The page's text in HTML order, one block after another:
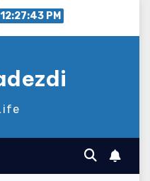
12:27:44 PM